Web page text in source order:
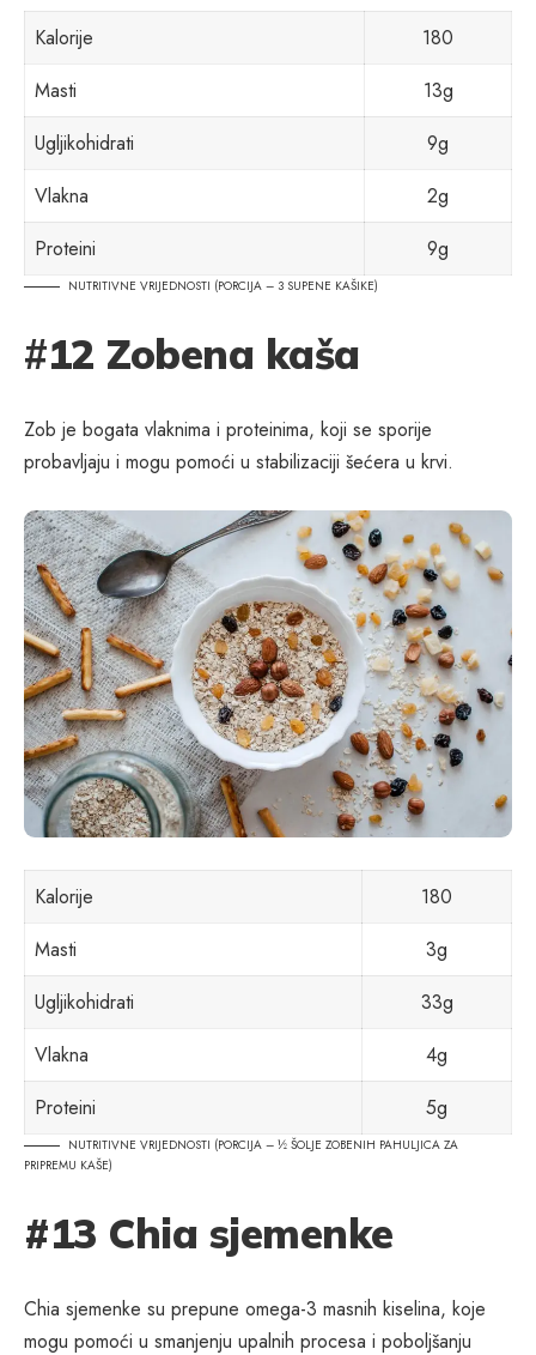
Kalorije
180
Masti
13g
Ugljikohidrati
9g
Vlakna
2g
Proteini
9g
NUTRITIVNE VRIJEDNOSTI (PORCIJA – 3 SUPENE KAŠIKE)
#12 Zobena kaša
Zob je bogata vlaknima i proteinima, koji se sporije
probavljaju i mogu pomoći u stabilizaciji šećera u krvi.
Kalorije
180
Masti
3g
Ugljikohidrati
33g
Vlakna
4g
Proteini
5g
NUTRITIVNE VRIJEDNOSTI (PORCIJA – ½ ŠOLJE ZOBENIH PAHULJICA ZA
PRIPREMU KAŠE)
#13 Chia sjemenke
Chia sjemenke su prepune omega-3 masnih kiselina, koje
mogu pomoći u smanjenju upalnih procesa i poboljšanju